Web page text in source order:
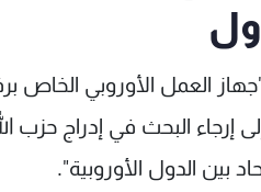
العمل الأوروبي
إرجاء البحث في إدراج حزب
بين الدول الأوروبية".